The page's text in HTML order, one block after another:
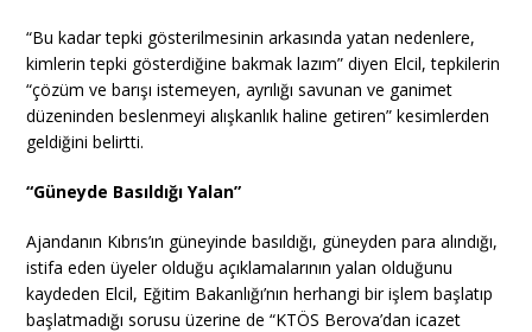
“Bu kadar tepki gösterilmesinin arkasında yatan nedenlere,
kimlerin tepki gösterdiğine bakmak lazım” diyen Elcil, tepkilerin
“çözüm ve barışı istemeyen, ayrılığı savunan ve ganimet
düzeninden beslenmeyi alışkanlık haline getiren” kesimlerden
geldiğini belirtti.
“Güneyde Basıldığı Yalan”
Ajandanın Kıbrıs’ın güneyinde basıldığı, güneyden para alındığı,
istifa eden üyeler olduğu açıklamalarının yalan olduğunu
kaydeden Elcil, Eğitim Bakanlığı’nın herhangi bir işlem başlatıp
başlatmadığı sorusu üzerine de “KTÖS Berova’dan icazet